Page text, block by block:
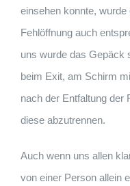
einsehen konnte,
Fehlöffnung auch
uns wurde das Gepäck
beim Exit, am Schirm
nach der Entfaltung der
diese abzutrennen.
Auch wenn uns allen
von einer Person allein